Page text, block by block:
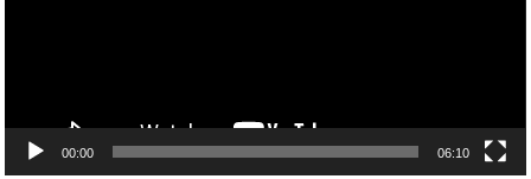
00:00 06:10